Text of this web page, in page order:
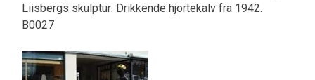
Liisbergs skulptur: Drikkende hjortekalv fra 1942.
B0027